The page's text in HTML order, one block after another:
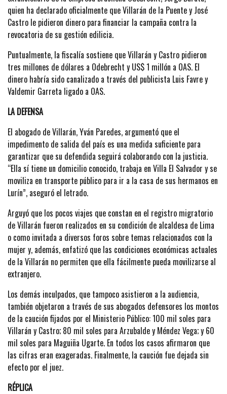
quien ha declarado oficialmente que Villarán de la Puente y José
Castro le pidieron dinero para financiar la campaña contra la
revocatoria de su gestión edilicia.
Puntualmente, la fiscalía sostiene que Villarán y Castro pidieron
tres millones de dólares a Odebrecht y US$ 1 millón a OAS. El
dinero habría sido canalizado a través del publicista Luis Favre y
Valdemir Garreta ligado a OAS.
LA DEFENSA
El abogado de Villarán, Yván Paredes, argumentó que el
impedimento de salida del país es una medida suficiente para
garantizar que su defendida seguirá colaborando con la justicia.
“Ella sí tiene un domicilio conocido, trabaja en Villa El Salvador y se
moviliza en transporte público para ir a la casa de sus hermanos en
Lurín”, aseguró el letrado.
Arguyó que los pocos viajes que constan en el registro migratorio
de Villarán fueron realizados en su condición de alcaldesa de Lima
o como invitada a diversos foros sobre temas relacionados con la
mujer y, además, enfatizó que las condiciones económicas actuales
de la Villarán no permiten que ella fácilmente pueda movilizarse al
extranjero.
Los demás inculpados, que tampoco asistieron a la audiencia,
también objetaron a través de sus abogados defensores los montos
de la caución fijados por el Ministerio Público: 100 mil soles para
Villarán y Castro; 80 mil soles para Arzubalde y Méndez Vega; y 60
mil soles para Maguiña Ugarte. En todos los casos afirmaron que
las cifras eran exageradas. Finalmente, la caución fue dejada sin
efecto por el juez.
RÉPLICA